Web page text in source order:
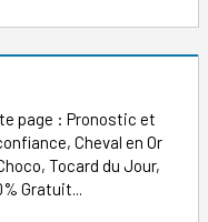
page : Pronostic et
Cheval en Or
Tocard du Jour,
Gratuit...